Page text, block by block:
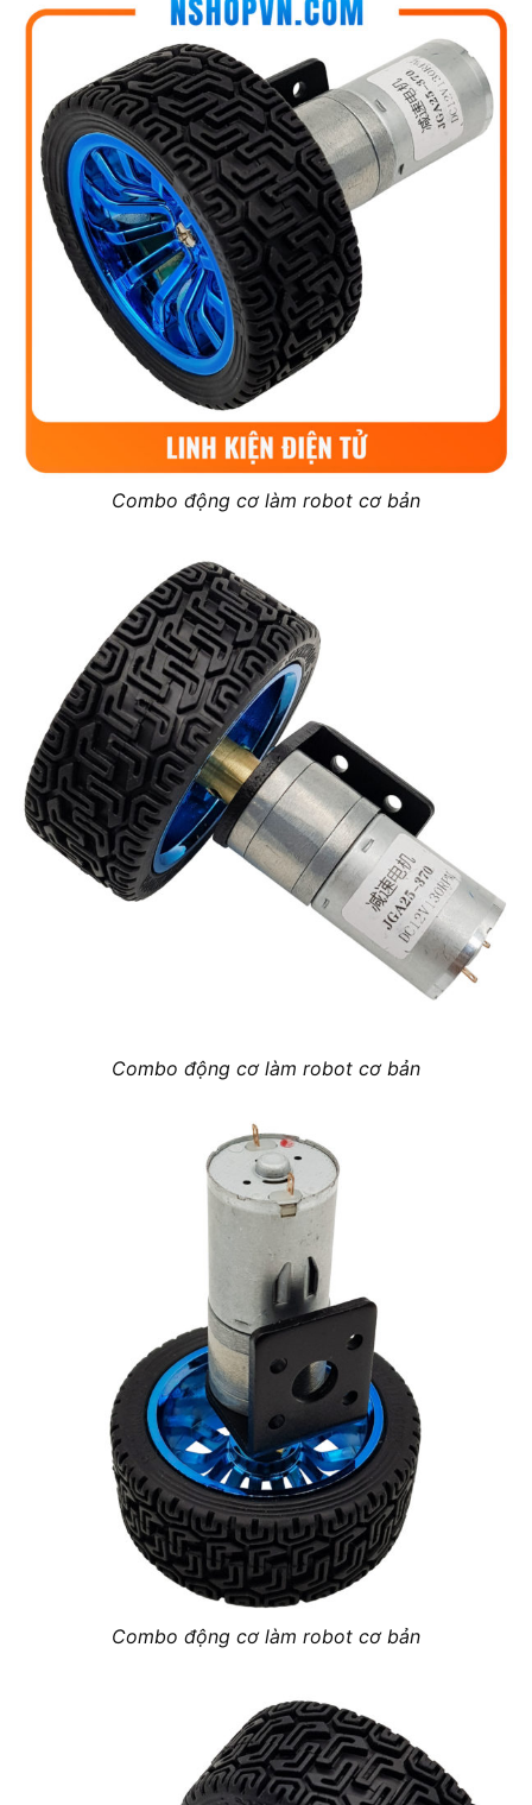
Combo động cơ làm robot cơ bản
Combo động cơ làm robot cơ bản
Combo động cơ làm robot cơ bản